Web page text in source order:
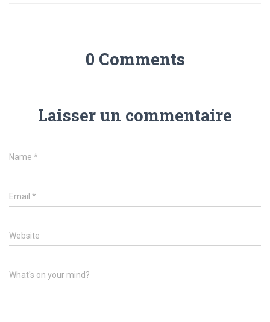
0 Comments
Laisser un commentaire
Name *
Email *
Website
What's on your mind?